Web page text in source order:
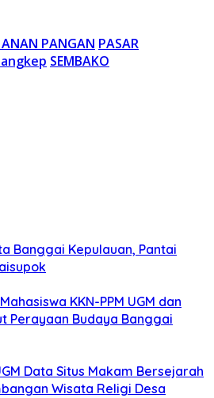
PANGAN PASAR
SEMBAKO
Banggai Kepulauan, Pantai
KKN-PPM UGM dan
Perayaan Budaya Banggai
Data Situs Makam Bersejarah
Wisata Religi Desa